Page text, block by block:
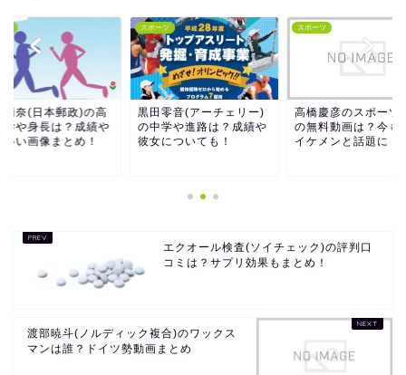
莉奈(日本郵政)の高
学や身長は？成績や
いい画像まとめ！
スポーツ
黒田零音(アーチェリー)
の中学や進路は？成績や
彼女についても！
スポーツ
高橋慶彦のスポーツ
の無料動画は？今も
イケメンと話題に！
エクオール検査(ソイチェック)の評判口
コミは？サプリ効果もまとめ！
渡部暁斗(ノルディック複合)のワックス
マンは誰？ドイツ勢動画まとめ